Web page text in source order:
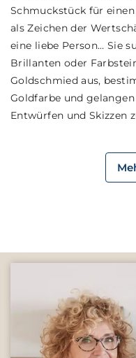
Schmuckstück für
als Zeichen der
eine liebe Person… Sie
Brillanten oder
Goldschmied aus,
Goldfarbe und
Entwürfen und Skizzen